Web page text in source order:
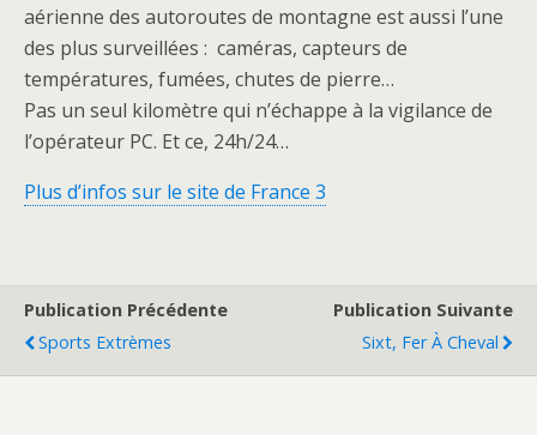
aérienne des autoroutes de montagne est aussi l’une
des plus surveillées : caméras, capteurs de
températures, fumées, chutes de pierre…
Pas un seul kilomètre qui n’échappe à la vigilance de
l’opérateur PC. Et ce, 24h/24…
Plus d’infos sur le site de France 3
Publication Précédente
Sports Extrèmes
Publication Suivante
Sixt, Fer À Cheval